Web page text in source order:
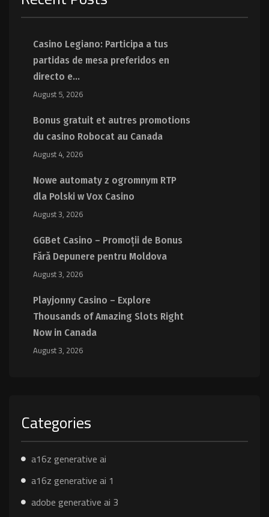
Casino Legiano: Participa a tus
partidas de mesa preferidos en
directo e...
August 5, 2026
Bonus gratuit et autres promotions
du casino Robocat au Canada
August 4, 2026
Nowe automaty z ogromnym RTP
dla Polski w Vox Casino
August 3, 2026
GGBet Casino – Promoții de Bonus
Fără Depunere pentru Moldova
August 3, 2026
Playjonny Casino – Explore
Thousands of Amazing Slots Right
Now in Canada
August 3, 2026
Categories
a16z generative ai
a16z generative ai 1
adobe generative ai 3